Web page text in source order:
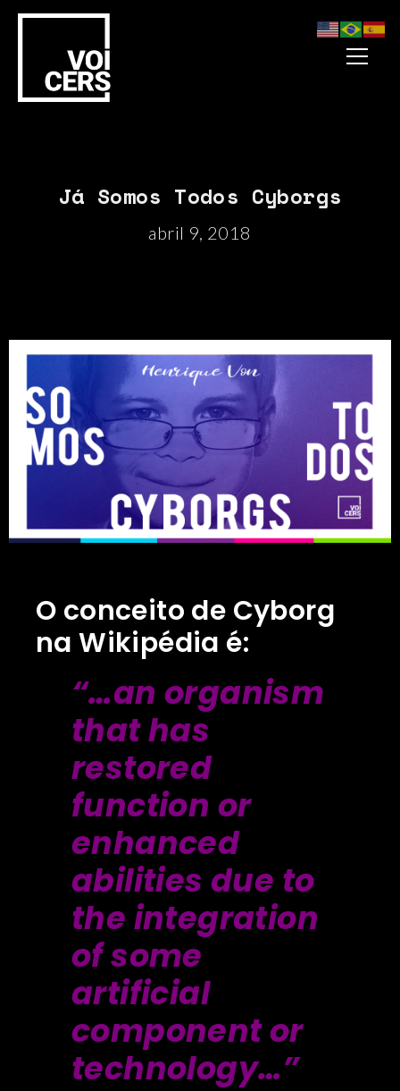
Já Somos Todos Cyborgs
abril 9, 2018
O conceito de Cyborg
na Wikipédia é:
“…an organism
that has
restored
function or
enhanced
abilities due to
the integration
of some
artificial
component or
technology…”